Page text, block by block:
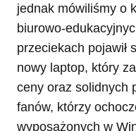
jednak mówiliśmy o
biurowo-
przeciekach pojawił
nowy laptop, który
ceny oraz solidnych
fanów, którzy
wyposażonych w